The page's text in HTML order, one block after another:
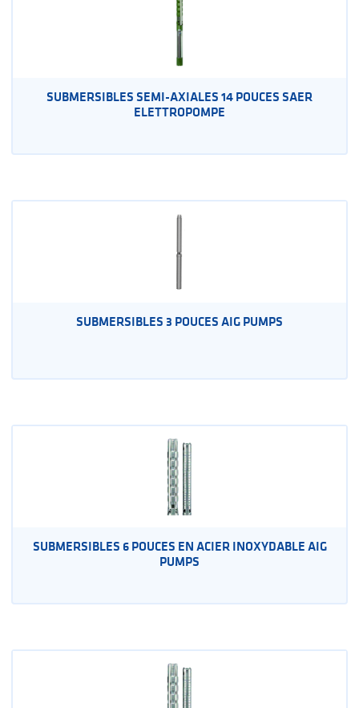
SUBMERSIBLES SEMI-AXIALES 14 POUCES SAER
ELETTROPOMPE
SUBMERSIBLES 3 POUCES AIG PUMPS
SUBMERSIBLES 6 POUCES EN ACIER INOXYDABLE AIG
PUMPS